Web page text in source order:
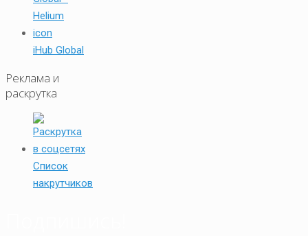
iHub Global
Реклама и
раскрутка
Список
накрутчиков